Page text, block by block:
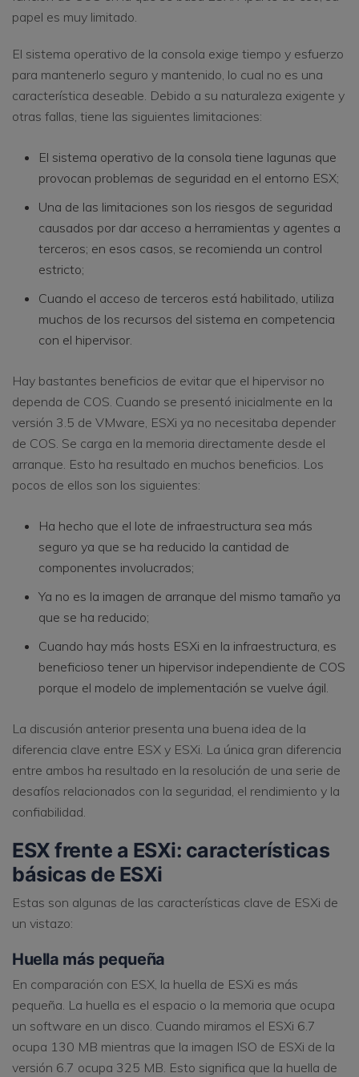
papel es muy limitado.
El sistema operativo de la consola exige tiempo y esfuerzo
para mantenerlo seguro y mantenido, lo cual no es una
característica deseable. Debido a su naturaleza exigente y
otras fallas, tiene las siguientes limitaciones:
El sistema operativo de la consola tiene lagunas que
provocan problemas de seguridad en el entorno ESX;
Una de las limitaciones son los riesgos de seguridad
causados por dar acceso a herramientas y agentes a
terceros; en esos casos, se recomienda un control
estricto;
Cuando el acceso de terceros está habilitado, utiliza
muchos de los recursos del sistema en competencia
con el hipervisor.
Hay bastantes beneficios de evitar que el hipervisor no
dependa de COS. Cuando se presentó inicialmente en la
versión 3.5 de VMware, ESXi ya no necesitaba depender
de COS. Se carga en la memoria directamente desde el
arranque. Esto ha resultado en muchos beneficios. Los
pocos de ellos son los siguientes:
Ha hecho que el lote de infraestructura sea más
seguro ya que se ha reducido la cantidad de
componentes involucrados;
Ya no es la imagen de arranque del mismo tamaño ya
que se ha reducido;
Cuando hay más hosts ESXi en la infraestructura, es
beneficioso tener un hipervisor independiente de COS
porque el modelo de implementación se vuelve ágil.
La discusión anterior presenta una buena idea de la
diferencia clave entre ESX y ESXi. La única gran diferencia
entre ambos ha resultado en la resolución de una serie de
desafíos relacionados con la seguridad, el rendimiento y la
confiabilidad.
ESX frente a ESXi: características
básicas de ESXi
Estas son algunas de las características clave de ESXi de
un vistazo:
Huella más pequeña
En comparación con ESX, la huella de ESXi es más
pequeña. La huella es el espacio o la memoria que ocupa
un software en un disco. Cuando miramos el ESXi 6.7
ocupa 130 MB mientras que la imagen ISO de ESXi de la
versión 6.7 ocupa 325 MB. Esto significa que la huella de